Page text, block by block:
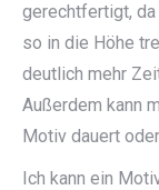
gerechtfertigt,
so in die Höhe
deutlich mehr
Außerdem kann
Motiv dauert
Ich kann ein